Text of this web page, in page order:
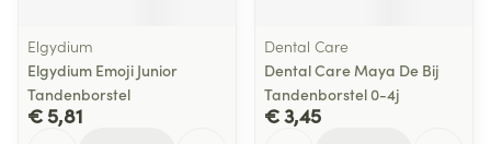
Elgydium
Elgydium Emoji Junior
Tandenborstel
€ 5,81
Dental Care
Dental Care Maya De Bij
Tandenborstel 0-4j
€ 3,45